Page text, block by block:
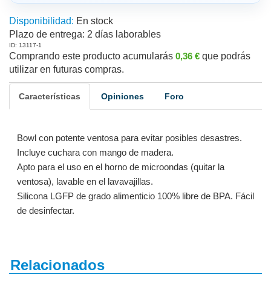
Disponibilidad: En stock
Plazo de entrega: 2 días laborables
ID: 13117-1
Comprando este producto acumularás 0,36 € que podrás
utilizar en futuras compras.
Características Opiniones Foro
Bowl con potente ventosa para evitar posibles desastres.
Incluye cuchara con mango de madera.
Apto para el uso en el horno de microondas (quitar la
ventosa), lavable en el lavavajillas.
Silicona LGFP de grado alimenticio 100% libre de BPA. Fácil
de desinfectar.
Relacionados